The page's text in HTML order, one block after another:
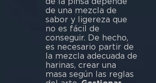
de una mezcla de
sabor y ligereza que
no es fácil de
conseguir. De hecho,
es necesario partir de
la mezcla adecuada de
harinas, crear una
masa según las reglas